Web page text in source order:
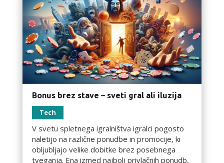
Bonus brez stave – sveti gral ali iluzija
Tech
V svetu spletnega igralništva igralci pogosto
naletijo na različne ponudbe in promocije, ki
obljubljajo velike dobitke brez posebnega
tveganja. Ena izmed najbolj privlačnih ponudb,